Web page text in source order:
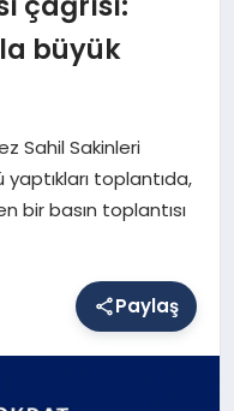
büyük
Sahil Sakinleri
toplantıda,
bir basın toplantısı
Paylaş